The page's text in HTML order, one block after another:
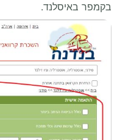
בקמפר באיסלנד.